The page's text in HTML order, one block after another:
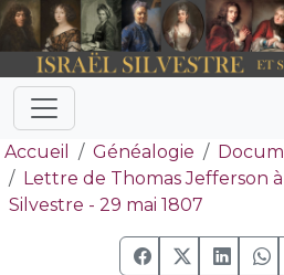
Accueil Généalogie
Lettre de Thomas Jefferson
Silvestre - 29 mai 1807